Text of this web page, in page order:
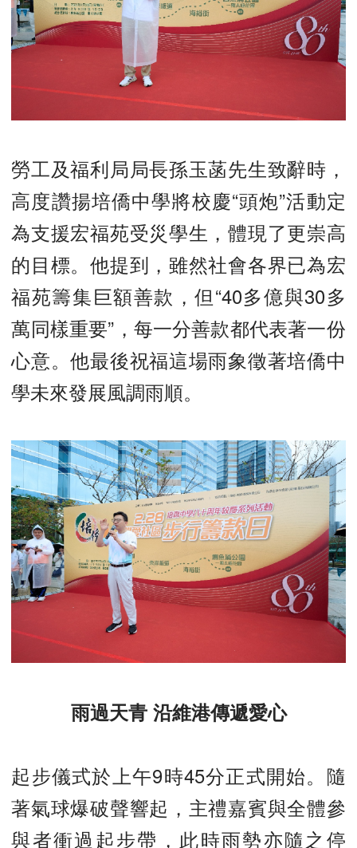
勞工及福利局局長孫玉菡先生致辭時，
高度讚揚培僑中學將校慶“頭炮”活動定
為支援宏福苑受災學生，體現了更崇高
的目標。他提到，雖然社會各界已為宏
福苑籌集巨額善款，但“40多億與30多
萬同樣重要”，每一分善款都代表著一份
心意。他最後祝福這場雨象徵著培僑中
學未來發展風調雨順。
雨過天青 沿維港傳遞愛心
起步儀式於上午9時45分正式開始。隨
著氣球爆破聲響起，主禮嘉賓與全體參
與者衝過起步帶，此時雨勢亦隨之停